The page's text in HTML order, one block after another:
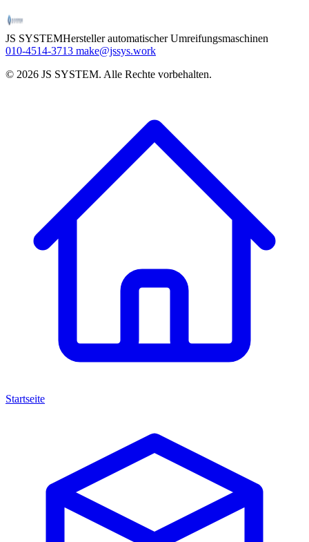
JS SYSTEMHersteller automatischer Umreifungsmaschinen
010-4514-3713 make@jssys.work
© 2026 JS SYSTEM. Alle Rechte vorbehalten.
Startseite